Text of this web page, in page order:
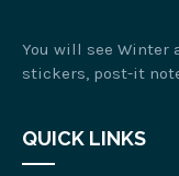
You will see Winter
stickers, post-it
QUICK LINKS